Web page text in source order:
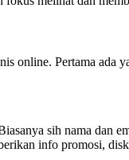
online. Pertama ada
sih nama
info promosi,